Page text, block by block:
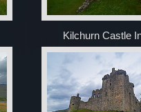
Kilchurn Castle